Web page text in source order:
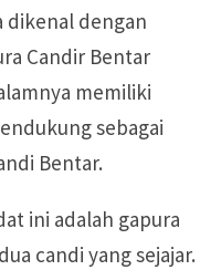
dikenal dengan
Candir Bentar
memiliki
sebagai
Bentar.
ini adalah gapura
candi yang sejajar.